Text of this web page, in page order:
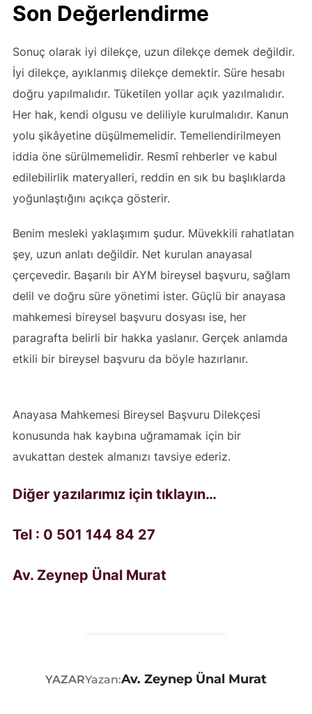
Son Değerlendirme
Sonuç olarak iyi dilekçe, uzun dilekçe demek değildir.
İyi dilekçe, ayıklanmış dilekçe demektir. Süre hesabı
doğru yapılmalıdır. Tüketilen yollar açık yazılmalıdır.
Her hak, kendi olgusu ve deliliyle kurulmalıdır. Kanun
yolu şikâyetine düşülmemelidir. Temellendirilmeyen
iddia öne sürülmemelidir. Resmî rehberler ve kabul
edilebilirlik materyalleri, reddin en sık bu başlıklarda
yoğunlaştığını açıkça gösterir.
Benim mesleki yaklaşımım şudur. Müvekkili rahatlatan
şey, uzun anlatı değildir. Net kurulan anayasal
çerçevedir. Başarılı bir AYM bireysel başvuru, sağlam
delil ve doğru süre yönetimi ister. Güçlü bir anayasa
mahkemesi bireysel başvuru dosyası ise, her
paragrafta belirli bir hakka yaslanır. Gerçek anlamda
etkili bir bireysel başvuru da böyle hazırlanır.
Anayasa Mahkemesi Bireysel Başvuru Dilekçesi
konusunda hak kaybına uğramamak için bir
avukattan destek almanızı tavsiye ederiz.
Diğer yazılarımız için tıklayın…
Tel : 0 501 144 84 27
Av. Zeynep Ünal Murat
YAZARYazan:Av. Zeynep Ünal Murat